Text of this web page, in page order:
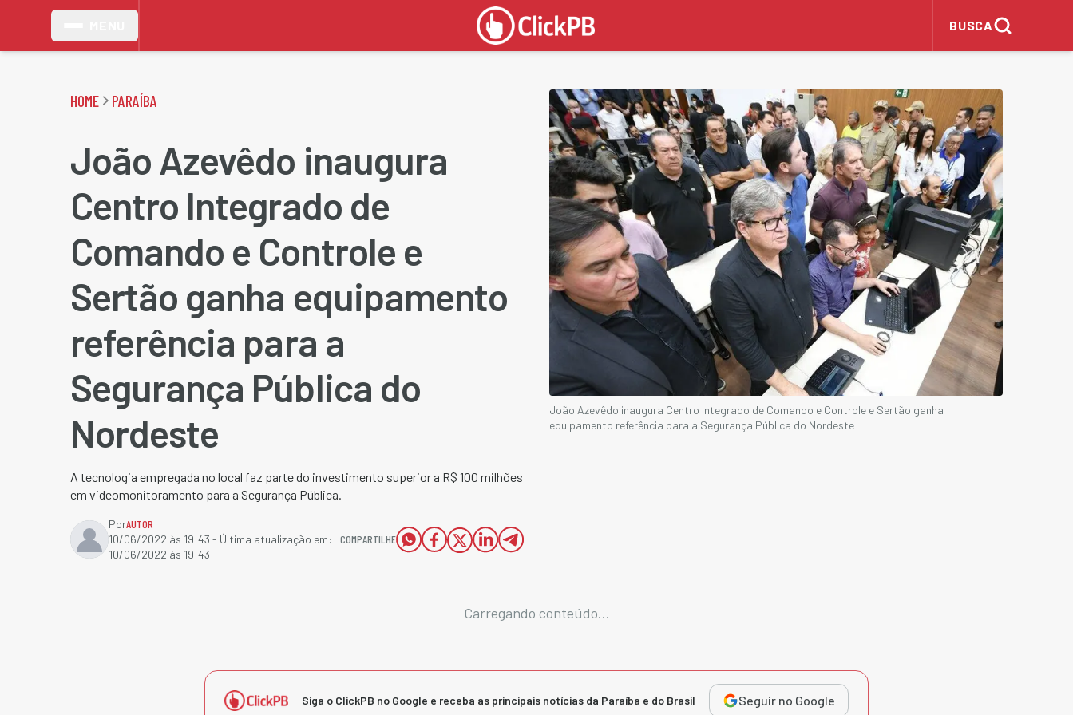
BUSCA
HOME PARAÍBA
João Azevêdo inaugura
Centro Integrado de
Comando e Controle e
Sertão ganha equipamento
referência para a
Segurança Pública do
Nordeste
A tecnologia empregada no local faz parte do investimento superior a R$ 100 milhões
em videomonitoramento para a Segurança Pública.
PorAUTOR
10/06/2022 às 19:43 - Última atualização em:
10/06/2022 às 19:43
COMPARTILHE
João Azevêdo inaugura Centro Integrado de Comando e Controle e Sertão ganha
equipamento referência para a Segurança Pública do Nordeste
Carregando conteúdo...
Siga o ClickPB no Google e receba as principais notícias da Paraíba e do Brasil Seguir no Google